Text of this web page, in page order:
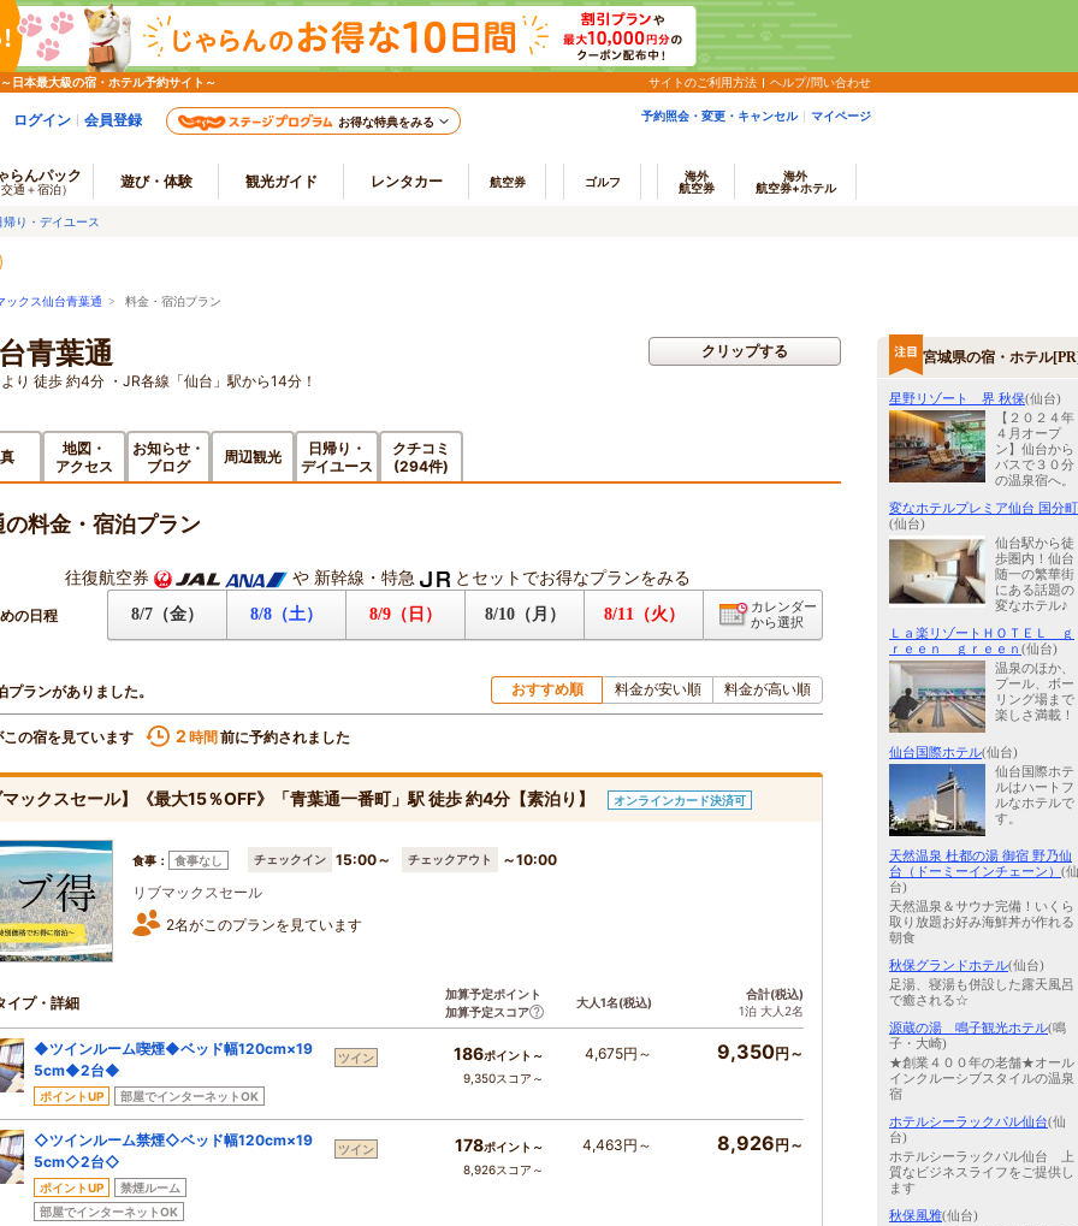
日本最大級の宿・ホテル予約サイト～ サイトのご利用方法 ヘルプ/問い合わせ
ログイン 会員登録 お得な特典をみる 予約照会・変更・キャンセル マイページ
らんパック
通＋宿泊） 遊び・体験 観光ガイド レンタカー 航空券 ゴルフ
海外
航空券
海外
航空券+ホテル
帰り・デイユース
ックス仙台青葉通 > 料金・宿泊プラン
青葉通
り 徒歩 約4分 ・JR各線「仙台」駅から14分！
クリップする
地図・
アクセス
お知らせ・
ブログ
周辺観光
日帰り・
デイユース
クチコミ
(294件)
料金・宿泊プラン
往復航空券 や 新幹線・特急 とセットでお得なプランをみる
の日程 8/7（金） 8/8（土） 8/9（日） 8/10（月） 8/11（火）
カレンダー
から選択
プランがありました。 おすすめ順 料金が安い順 料金が高い順
この宿を見ています 2 時間 前に予約されました
ックスセール】《最大15％OFF》「青葉通一番町」駅 徒歩 約4分【素泊り】 オンラインカード決済可
食事： 食事なし チェックイン 15:00～ チェックアウト
～10:00
リブマックスセール
2名がこのプランを見ています
イプ・詳細
加算予定ポイント
加算予定スコア
大人1名(税込)
合計(税込)
1泊 大人2名
◆ツインルーム喫煙◆ベッド幅120cm×19
5cm◆2台◆
ポイントUP 部屋でインターネットOK
ツイン 186ポイント～
9,350スコア～
4,675円～ 9,350円～
◇ツインルーム禁煙◇ベッド幅120cm×19
5cm◇2台◇
ポイントUP
禁煙ルーム
部屋でインターネットOK
ツイン 178ポイント～
8,926スコア～
4,463円～ 8,926円～
宮城県の宿・ホテル
星野リゾート 界 秋保(仙台)
【２０２４年
４月オープ
ン】仙台から
バスで３０分
の温泉宿へ。
変なホテルプレミア仙台 国分町
(仙台)
仙台駅から徒
歩圏内！仙台
随一の繁華街
にある話題の
変なホテル♪
Ｌａ楽リゾートＨＯＴＥＬ ｇ
ｒｅｅｎ ｇｒｅｅｎ (仙台)
温泉のほか、
プール、ボー
リング場まで
楽しさ満載！
仙台国際ホテル(仙台)
仙台国際ホテ
ルはハートフ
ルなホテルで
す。
天然温泉 杜都の湯 御宿 野乃仙
台（ドーミーインチェーン） (仙
台)
天然温泉＆サウナ完備！いくら
取り放題お好み海鮮丼が作れる
朝食
秋保グランドホテル(仙台)
足湯、寝湯も併設した露天風呂
で癒される☆
源蔵の湯 鳴子観光ホテル(鳴
子・大崎)
★創業４００年の老舗★オール
インクルーシブスタイルの温泉
宿
ホテルシーラックパル仙台(仙
台)
ホテルシーラックパル仙台 上
質なビジネスライフをご提供し
ます
秋保風雅(仙台)